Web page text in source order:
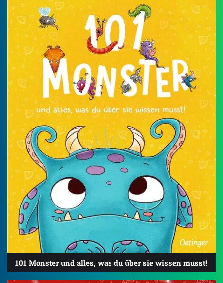
101 Monster und alles, was du über sie wissen musst!